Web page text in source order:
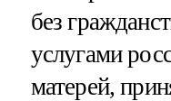
без
услугами
матерей,